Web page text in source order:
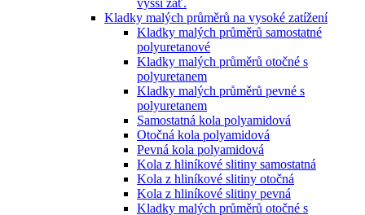
vyšší zať.
Kladky malých průměrů na vysoké zatížení
Kladky malých průměrů samostatné
polyuretanové
Kladky malých průměrů otočné s
polyuretanem
Kladky malých průměrů pevné s
polyuretanem
Samostatná kola polyamidová
Otočná kola polyamidová
Pevná kola polyamidová
Kola z hliníkové slitiny samostatná
Kola z hliníkové slitiny otočná
Kola z hliníkové slitiny pevná
Kladky malých průměrů otočné s